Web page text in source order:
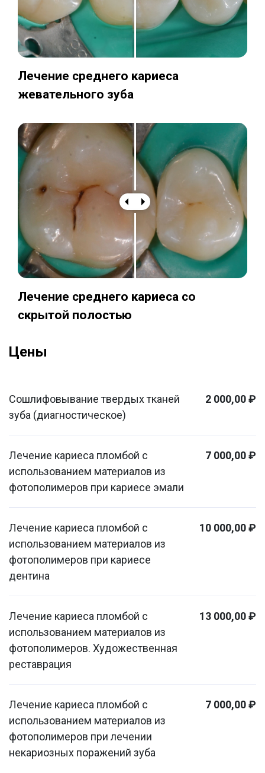
Лечение среднего кариеса
жевательного зуба
Лечение среднего кариеса со
скрытой полостью
Цены
Сошлифовывание твердых тканей
зуба (диагностическое)
2 000,00 ₽
Лечение кариеса пломбой с
использованием материалов из
фотополимеров при кариесе эмали
7 000,00 ₽
Лечение кариеса пломбой с
использованием материалов из
фотополимеров при кариесе
дентина
10 000,00 ₽
Лечение кариеса пломбой с
использованием материалов из
фотополимеров. Художественная
реставрация
13 000,00 ₽
Лечение кариеса пломбой с
использованием материалов из
фотополимеров при лечении
некариозных поражений зуба
7 000,00 ₽